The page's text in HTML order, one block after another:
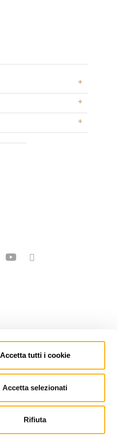
Accetta tutti i cookie
Accetta selezionati
Rifiuta
00121150932